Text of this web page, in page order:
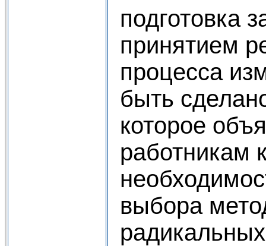
подготовка
принятием
процесса
быть
которое
работникам
выбора